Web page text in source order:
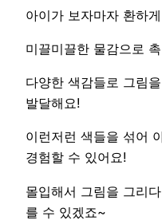
아이가 보자마자 환하
미끌미끌한 물감으로
다양한 색감들로 그림
발달해요!
이런저런 색들을 섞어
경험할 수 있어요!
몰입해서 그림을 그리
를 수 있겠죠~